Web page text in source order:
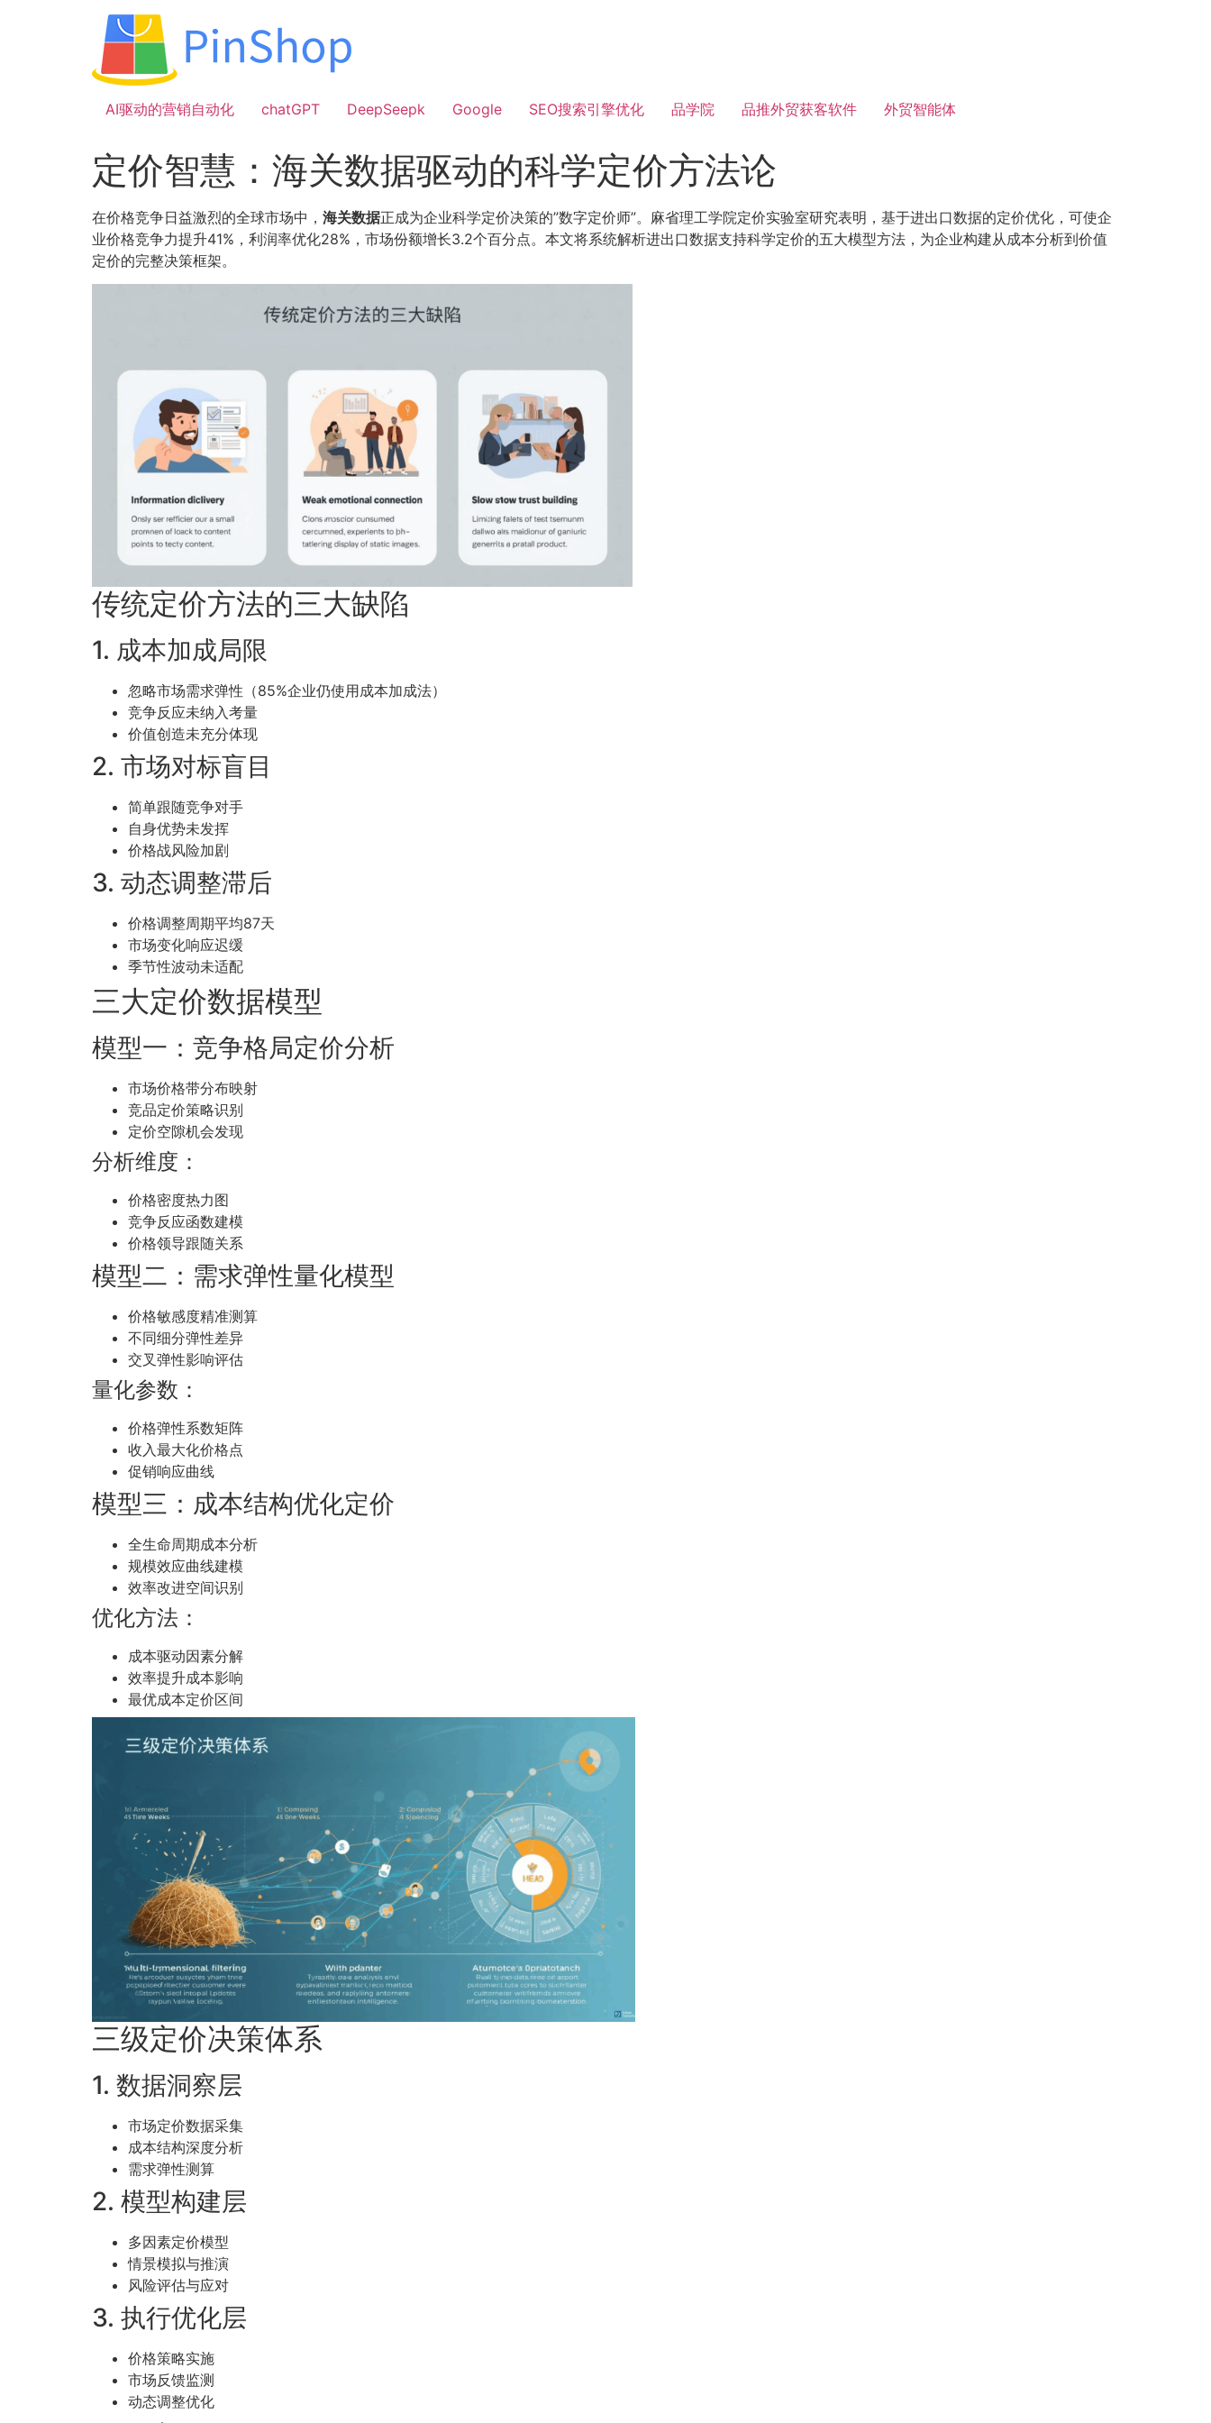
AI驱动的营销自动化
chatGPT DeepSeepk Google SEO搜索引擎优化 品学院 品推外贸获客软件 外贸智能体
定价智慧：海关数据驱动的科学定价方法论
在价格竞争日益激烈的全球市场中， 海关数据正成为企业科学定价决策的”数字定价师”。麻省理工学院定价实验室研究表明，基于进出口数据的定价优化，可使企
业价格竞争力提升41%，利润率优化28%，市场份额增长3.2个百分点。本文将系统解析进出口数据支持科学定价的五大模型方法，为企业构建从成本分析到价值
定价的完整决策框架。
传统定价方法的三大缺陷
1. 成本加成局限
忽略市场需求弹性（85%企业仍使用成本加成法）
竞争反应未纳入考量
价值创造未充分体现
2. 市场对标盲目
简单跟随竞争对手
自身优势未发挥
价格战风险加剧
3. 动态调整滞后
价格调整周期平均87天
市场变化响应迟缓
季节性波动未适配
三大定价数据模型
模型一：竞争格局定价分析
市场价格带分布映射
竞品定价策略识别
定价空隙机会发现
分析维度：
价格密度热力图
竞争反应函数建模
价格领导跟随关系
模型二：需求弹性量化模型
价格敏感度精准测算
不同细分弹性差异
交叉弹性影响评估
量化参数：
价格弹性系数矩阵
收入最大化价格点
促销响应曲线
模型三：成本结构优化定价
全生命周期成本分析
规模效应曲线建模
效率改进空间识别
优化方法：
成本驱动因素分解
效率提升成本影响
最优成本定价区间
三级定价决策体系
1. 数据洞察层
市场定价数据采集
成本结构深度分析
需求弹性测算
2. 模型构建层
多因素定价模型
情景模拟与推演
风险评估与应对
3. 执行优化层
价格策略实施
市场反馈监测
动态调整优化